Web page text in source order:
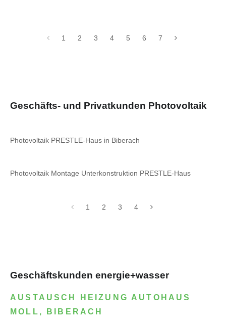
1 2 3 4 5 6 7
Geschäfts- und Privatkunden Photovoltaik
Photovoltaik PRESTLE-Haus in Biberach
Photovoltaik Montage Unterkonstruktion PRESTLE-Haus
1 2 3 4
Geschäftskunden energie+wasser
AUSTAUSCH HEIZUNG AUTOHAUS
MOLL, BIBERACH